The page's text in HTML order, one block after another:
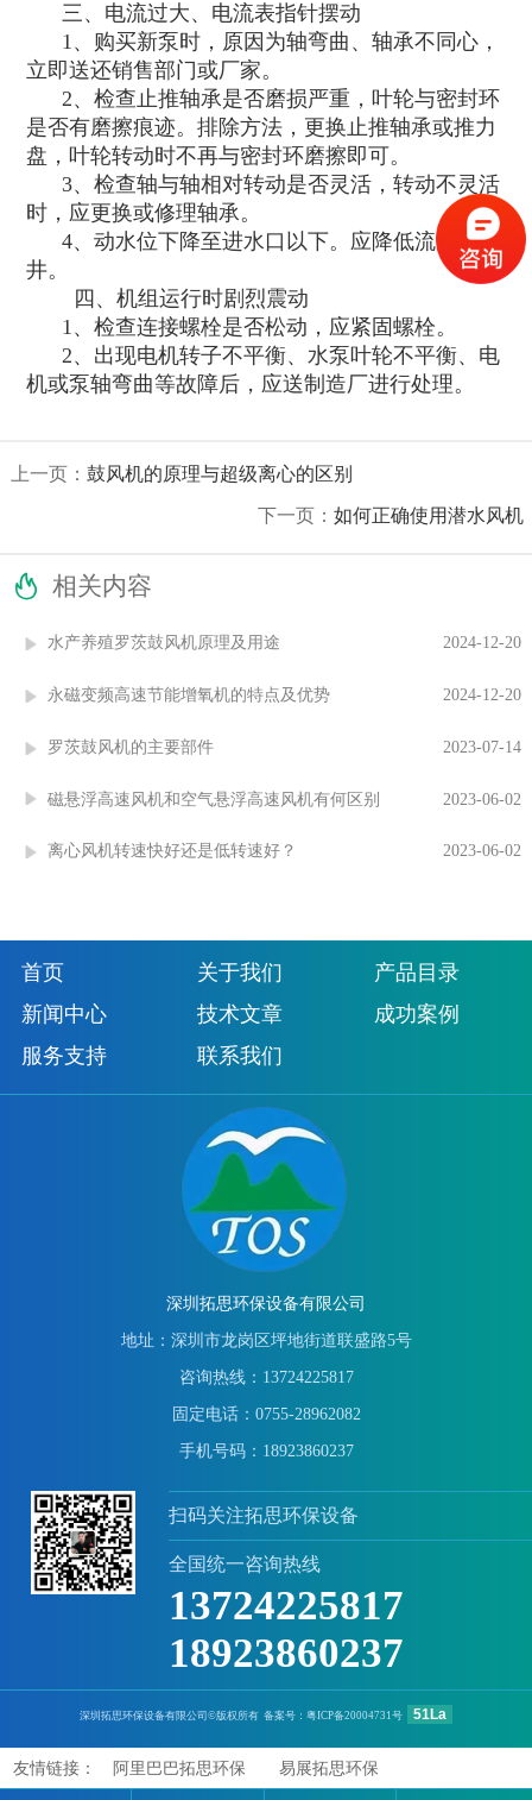
三、电流过大、电流表指针摆动
1、购买新泵时，原因为轴弯曲、轴承不同心，
立即送还销售部门或厂家。
2、检查止推轴承是否磨损严重，叶轮与密封环
是否有磨擦痕迹。排除方法，更换止推轴承或推力
盘，叶轮转动时不再与密封环磨擦即可。
3、检查轴与轴相对转动是否灵活，转动不灵活
时，应更换或修理轴承。
4、动水位下降至进水口以下。应降低流量或换
井。
四、机组运行时剧烈震动
1、检查连接螺栓是否松动，应紧固螺栓。
2、出现电机转子不平衡、水泵叶轮不平衡、电
机或泵轴弯曲等故障后，应送制造厂进行处理。
上一页： 鼓风机的原理与超级离心的区别
下一页： 如何正确使用潜水风机
 相关内容
水产养殖罗茨鼓风机原理及用途 2024-12-20
永磁变频高速节能增氧机的特点及优势 2024-12-20
罗茨鼓风机的主要部件 2023-07-14
磁悬浮高速风机和空气悬浮高速风机有何区别 2023-06-02
离心风机转速快好还是低转速好？ 2023-06-02
首页 关于我们
产品目录
新闻中心
技术文章
成功案例
服务支持
联系我们
深圳拓思环保设备有限公司
地址：深圳市龙岗区坪地街道联盛路5号
咨询热线：13724225817
固定电话：0755-28962082
手机号码：18923860237
扫码关注拓思环保设备
全国统一咨询热线
13724225817
18923860237
深圳拓思环保设备有限公司©版权所有 备案号： 粤ICP备20004731号 51La
友情链接： 阿里巴巴拓思环保 易展拓思环保